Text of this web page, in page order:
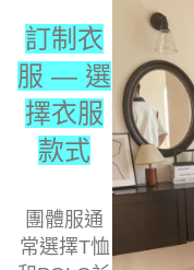
訂制衣
服 — 選
擇衣服
款式
團體服通
常選擇T恤